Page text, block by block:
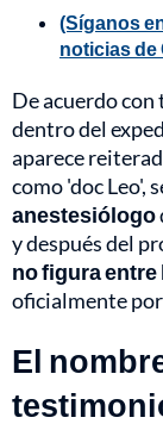
(Síganos
noticias de
De acuerdo
dentro del
aparece
como 'doc Leo',
anestesiólogo
y después del
no figura
oficialmente
El